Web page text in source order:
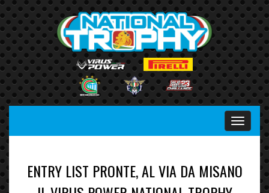
Menu
ENTRY LIST PRONTE, AL VIA DA MISANO